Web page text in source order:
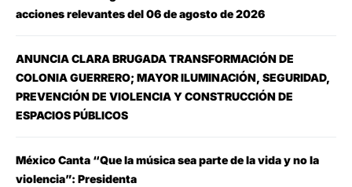
acciones relevantes del 06 de agosto de 2026
ANUNCIA CLARA BRUGADA TRANSFORMACIÓN DE
COLONIA GUERRERO; MAYOR ILUMINACIÓN, SEGURIDAD,
PREVENCIÓN DE VIOLENCIA Y CONSTRUCCIÓN DE
ESPACIOS PÚBLICOS
México Canta “Que la música sea parte de la vida y no la
violencia”: Presidenta